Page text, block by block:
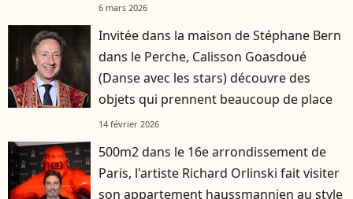
6 mars 2026
Invitée dans la maison de Stéphane Bern
dans le Perche, Calisson Goasdoué
(Danse avec les stars) découvre des
objets qui prennent beaucoup de place
14 février 2026
500m2 dans le 16e arrondissement de
Paris, l'artiste Richard Orlinski fait visiter
son appartement haussmannien au style